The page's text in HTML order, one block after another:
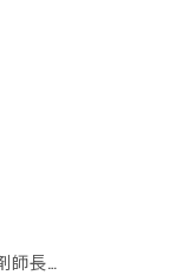
第一調剤薬局の薬剤師長岡朋子が「生理痛」について解説します。